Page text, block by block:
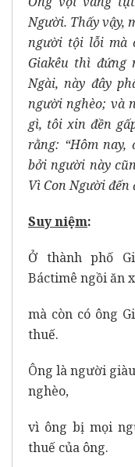
Người. Thấy vậy,
người tội lỗi mà
Giakêu thì đứng
Ngài, này đây
người nghèo; và
gì, tôi xin đền
rằng: “Hôm nay,
bởi người này
Vì Con Người
Suy niệm:
Ở thành phố
Báctimê ngồi ăn
mà còn có ông
thuế.
Ông là người
nghèo,
vì ông bị mọi
thuế của ông.